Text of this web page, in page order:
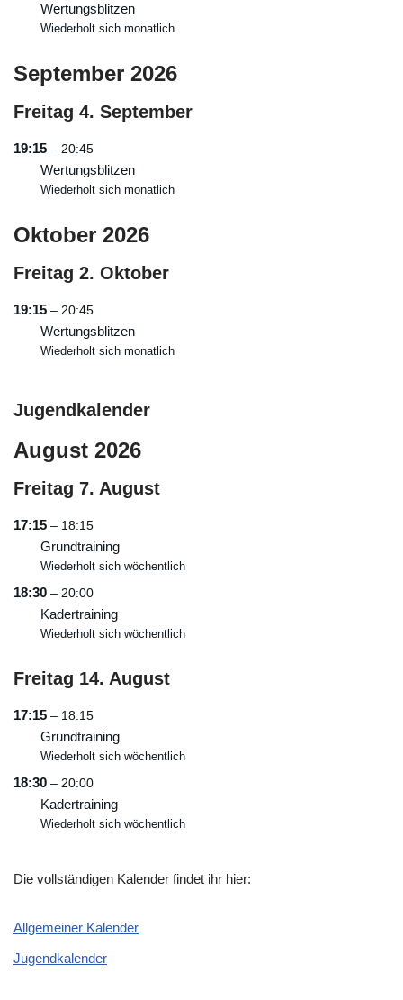
Wertungsblitzen
Wiederholt sich monatlich
September 2026
Freitag 4. September
19:15 – 20:45
Wertungsblitzen
Wiederholt sich monatlich
Oktober 2026
Freitag 2. Oktober
19:15 – 20:45
Wertungsblitzen
Wiederholt sich monatlich
Jugendkalender
August 2026
Freitag 7. August
17:15 – 18:15
Grundtraining
Wiederholt sich wöchentlich
18:30 – 20:00
Kadertraining
Wiederholt sich wöchentlich
Freitag 14. August
17:15 – 18:15
Grundtraining
Wiederholt sich wöchentlich
18:30 – 20:00
Kadertraining
Wiederholt sich wöchentlich
Die vollständigen Kalender findet ihr hier:
Allgemeiner Kalender
Jugendkalender